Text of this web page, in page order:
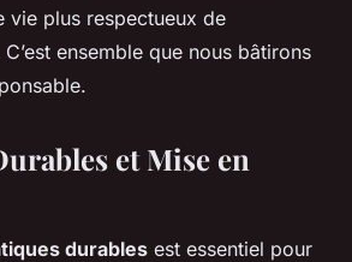
vie plus respectueux de
C’est ensemble que nous bâtirons
et Mise en
durables est essentiel pour